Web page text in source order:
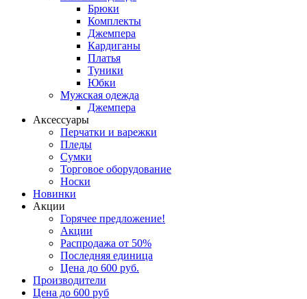
Брюки
Комплекты
Джемпера
Кардиганы
Платья
Туники
Юбки
Мужская одежда
Джемпера
Аксессуары
Перчатки и варежки
Пледы
Сумки
Торговое оборудование
Носки
Новинки
Акции
Горячее предложение!
Акции
Распродажа от 50%
Последняя единица
Цена до 600 руб.
Производители
Цена до 600 руб